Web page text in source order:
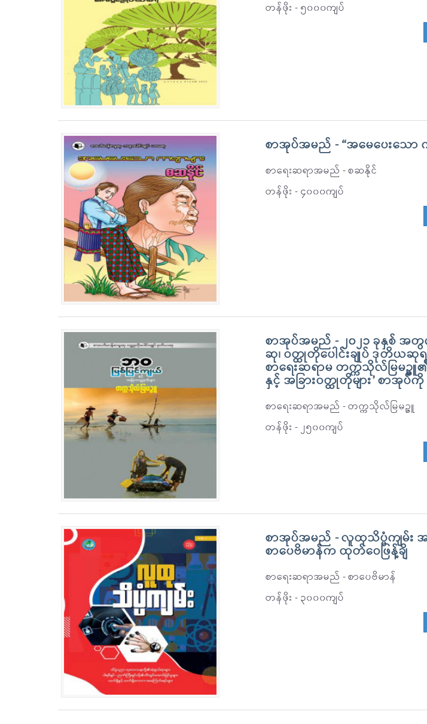
တန်ဖိုး - ၅၀၀၀ကျပ်
စာအုပ်အမည် - “အမေပေးသော ကဗ
စာရေးဆရာအမည် - စဆနိုင်
တန်ဖိုး - ၄၀၀၀ကျပ်
စာအုပ်အမည် - ၂၀၂၁ ခုနှစ် အတွ
ဆု၊ ဝတ္ထုတိုပေါင်းချုပ် ဒုတိယ
စာရေးဆရာမ တက္ကသိုလ်မြမဉ္ဇူ
နှင့် အခြားဝတ္ထုတိုများ’ စာအုပ်ကို
စာရေးဆရာအမည် - တက္ကသိုလ်မြမဉ္ဇူ
တန်ဖိုး - ၂၅၀၀ကျပ်
စာအုပ်အမည် - လူထုသိပ္ပံကျမ်း
စာပေဗိမာန်က ထုတ်ဝေဖြန့်ချိ
စာရေးဆရာအမည် - စာပေဗိမာန်
တန်ဖိုး - ၃၀၀၀ကျပ်